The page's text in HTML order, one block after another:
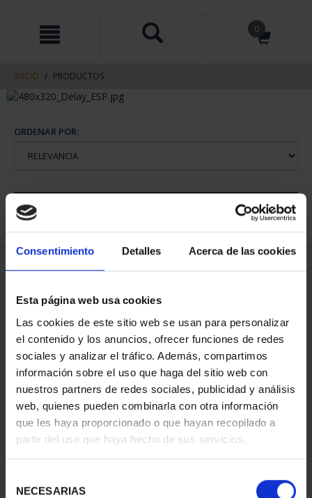
Consentimiento Detalles Acerca de las cookies
Esta página web usa cookies
Las cookies de este sitio web se usan para personalizar
el contenido y los anuncios, ofrecer funciones de redes
sociales y analizar el tráfico. Además, compartimos
información sobre el uso que haga del sitio web con
nuestros partners de redes sociales, publicidad y análisis
web, quienes pueden combinarla con otra información
que les haya proporcionado o que hayan recopilado a
partir del uso que haya hecho de sus servicios.
NECESARIAS
contenido
navegacin
0
INICIO PRODUCTOS
ORDENAR POR:
1 Productos encontrados
73,00 €